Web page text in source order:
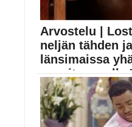
Arvostelu |
neljän tähden
länsimaissa
suositummalle
pelisarjal...
Hitaasti lähtevä Lost
jatko-osa vuonna...